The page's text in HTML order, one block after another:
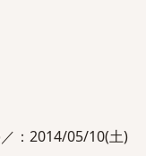
：2014/05/10(土)